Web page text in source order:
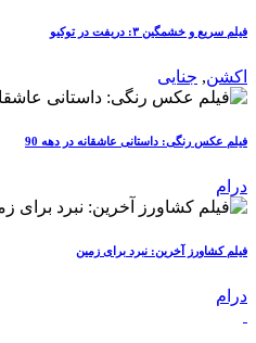
فیلم سریع و خشمگین ۳: دریفت در توکیو
اکشن, جنایی
فیلم عکس رنگی: داستانی عاشقانه در دهه 90
درام
فیلم کشاورز آخرین: نبرد برای زمین
درام